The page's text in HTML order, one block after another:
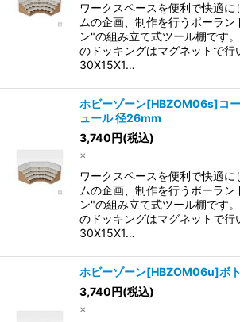
ワークスペースを便利で快適に
ムの企画、制作を行うポーラン
ン"の組み立て式ツール棚です
のドッキングはマグネットで行
30X15X1…
ホビーゾーン[HBZOM06s]コ
ュール 径26mm
3,740円(税込)
×
ワークスペースを便利で快適に
ムの企画、制作を行うポーラン
ン"の組み立て式ツール棚です
のドッキングはマグネットで行
30X15X1…
ホビーゾーン[HBZOM06u]ボ
3,740円(税込)
×